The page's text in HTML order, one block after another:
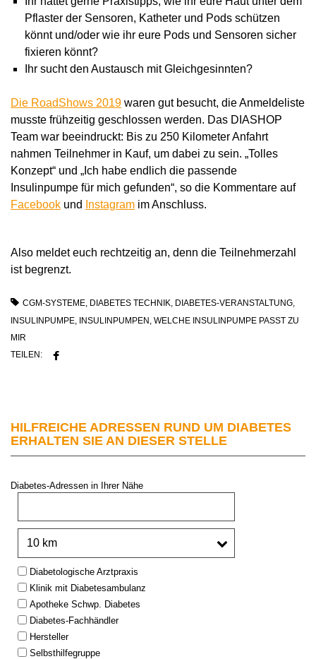
Pflaster der Sensoren, Katheter und Pods schützen
könnt und/oder wie ihr eure Pods und Sensoren sicher
fixieren könnt?
Ihr sucht den Austausch mit Gleichgesinnten?
Die RoadShows 2019 waren gut besucht, die Anmeldeliste
musste frühzeitig geschlossen werden. Das DIASHOP
Team war beeindruckt: Bis zu 250 Kilometer Anfahrt
nahmen Teilnehmer in Kauf, um dabei zu sein. „Tolles
Konzept“ und „Ich habe endlich die passende
Insulinpumpe für mich gefunden“, so die Kommentare auf
Facebook und Instagram im Anschluss.
Also meldet euch rechtzeitig an, denn die Teilnehmerzahl
ist begrenzt.
CGM-SYSTEME DIABETES TECHNIK DIABETES-VERANSTALTUNG
INSULINPUMPE INSULINPUMPEN WELCHE INSULINPUMPE PASST ZU
MIR
TEILEN:
HILFREICHE ADRESSEN RUND UM DIABETES
ERHALTEN SIE AN DIESER STELLE
Diabetes-Adressen in Ihrer Nähe
Type:Diabetologische Arztpraxis
Klinik mit Diabetesambulanz
Apotheke Schwp. Diabetes
Diabetes-Fachhändler
Hersteller
Selbsthilfegruppe